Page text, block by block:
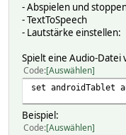
- Abspielen und
- TextToSpeech
- Lautstärke einstellen:
Spielt eine Audio-Datei
Code Auswählen
set androidTablet
Beispiel:
Code Auswählen